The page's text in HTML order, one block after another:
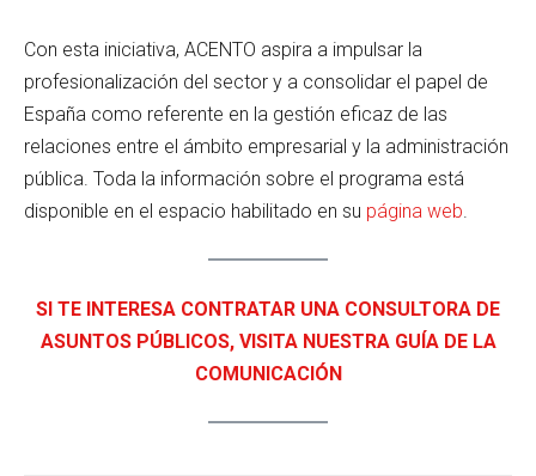
Con esta iniciativa, ACENTO aspira a impulsar la
profesionalización del sector y a consolidar el papel de
España como referente en la gestión eficaz de las
relaciones entre el ámbito empresarial y la administración
pública. Toda la información sobre el programa está
disponible en el espacio habilitado en su página web.
SI TE INTERESA CONTRATAR UNA CONSULTORA DE
ASUNTOS PÚBLICOS, VISITA NUESTRA GUÍA DE LA
COMUNICACIÓN